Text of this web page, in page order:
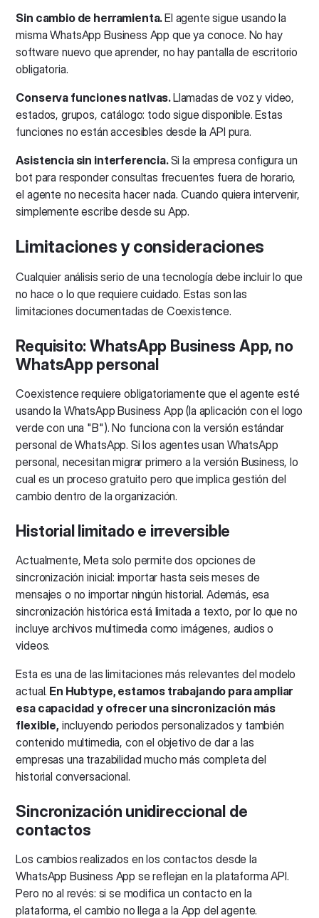
Sin cambio de herramienta.El agente sigue usando la
misma WhatsApp Business App que ya conoce. No hay
software nuevo que aprender, no hay pantalla de escritorio
obligatoria.
Conserva funciones nativas.Llamadas de voz y video,
estados, grupos, catálogo: todo sigue disponible. Estas
funciones no están accesibles desde la API pura.
Asistencia sin interferencia.Si la empresa configura un
bot para responder consultas frecuentes fuera de horario,
el agente no necesita hacer nada. Cuando quiera intervenir,
simplemente escribe desde su App.
Limitaciones y consideraciones
Cualquier análisis serio de una tecnología debe incluir lo que
no hace o lo que requiere cuidado. Estas son las
limitaciones documentadas de Coexistence.
Requisito: WhatsApp Business App, no
WhatsApp personal
Coexistence requiere obligatoriamente que el agente esté
usando la WhatsApp Business App (la aplicación con el logo
verde con una "B"). No funciona con la versión estándar
personal de WhatsApp. Si los agentes usan WhatsApp
personal, necesitan migrar primero a la versión Business, lo
cual es un proceso gratuito pero que implica gestión del
cambio dentro de la organización.
Historial limitado e irreversible
Actualmente, Meta solo permite dos opciones de
sincronización inicial: importar hasta seis meses de
mensajes o no importar ningún historial. Además, esa
sincronización histórica está limitada a texto, por lo que no
incluye archivos multimedia como imágenes, audios o
videos.
Esta es una de las limitaciones más relevantes del modelo
actual. En Hubtype, estamos trabajando para ampliar
esa capacidad y ofrecer una sincronización más
flexible, incluyendo periodos personalizados y también
contenido multimedia, con el objetivo de dar a las
empresas una trazabilidad mucho más completa del
historial conversacional.
Sincronización unidireccional de
contactos
Los cambios realizados en los contactos desde la
WhatsApp Business App se reflejan en la plataforma API.
Pero no al revés: si se modifica un contacto en la
plataforma, el cambio no llega a la App del agente.